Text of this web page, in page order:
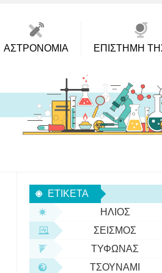
ΑΣΤΡΟΝΟΜΊΑ ΕΠΙΣΤΉΜΗ
ΕΤΙΚΈΤΑ
ΉΛΙΟΣ
ΣΕΙΣΜΌΣ
ΤΥΦΏΝΑΣ
ΤΣΟΥΝΆΜΙ